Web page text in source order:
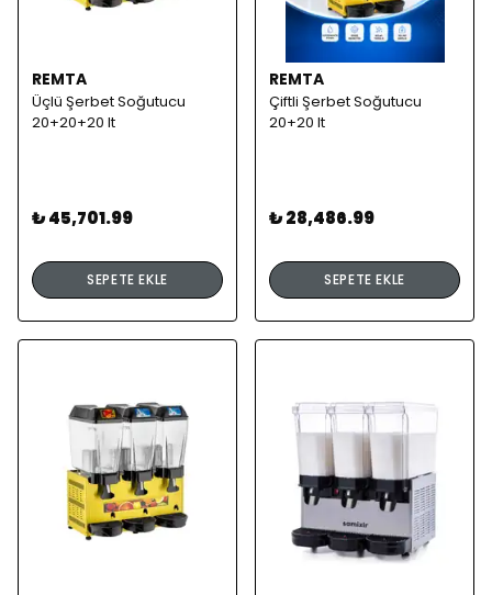
REMTA
Üçlü Şerbet Soğutucu
20+20+20 lt
₺ 45,701.99
SEPETE EKLE
REMTA
Çiftli Şerbet Soğutucu
20+20 lt
₺ 28,486.99
SEPETE EKLE